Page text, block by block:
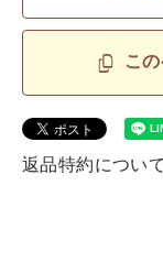
こ
返品特約について